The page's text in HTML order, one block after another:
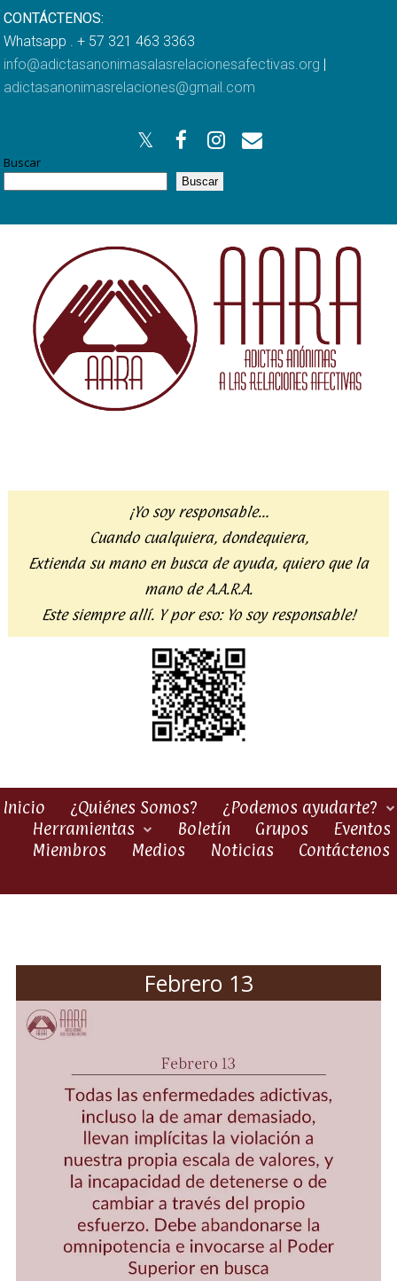
CONTÁCTENOS:
Whatsapp . + 57 321 463 3363
info@adictasanonimasalasrelacionesafectivas.org |
adictasanonimasrelaciones@gmail.com
Buscar
Buscar
¡Yo soy responsable…
Cuando cualquiera, dondequiera,
Extienda su mano en busca de ayuda, quiero que la
mano de A.A.R.A.
Este siempre allí. Y por eso: Yo soy responsable!
Inicio ¿Quiénes Somos?
¿Podemos ayudarte?
Herramientas
Boletín Grupos
Eventos
Miembros
Medios Noticias Contáctenos
Febrero 13